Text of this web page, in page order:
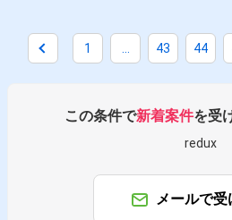
1 43 44
この条件で新着案件を受
redux
メールで受
掛け合わせ条件で絞り込む
特徴で絞り込む
redux × 在宅・リ